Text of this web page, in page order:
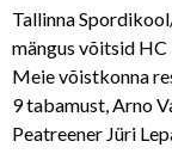
Tallinna
mängus võitsid HC
Meie võistkonna
9 tabamust, Arno
Peatreener Jüri